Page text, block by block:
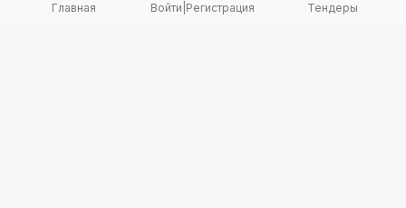
Главная Войти Регистрация Тендеры